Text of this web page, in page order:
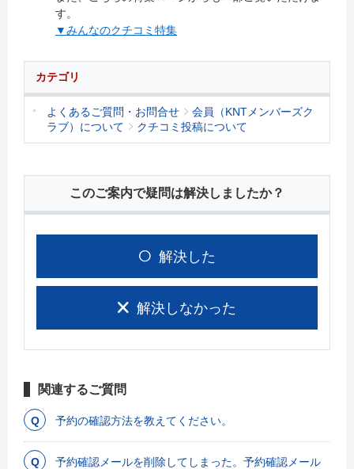
す。
▼みんなのクチコミ特集
カテゴリ
よくあるご質問・お問合せ
会員（KNTメンバーズク
ラブ）について
クチコミ投稿について
このご案内で疑問は解決しましたか？
解決した
解決しなかった
関連するご質問
予約の確認方法を教えてください。
予約確認メールを削除してしまった。予約確認メール